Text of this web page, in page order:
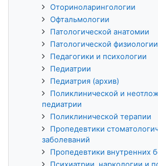
Оториноларингологии
Офтальмологии
Патологической анатомии
Патологической физиологии
Педагогики и психологии
Педиатрии
Педиатрия (архив)
Поликлинической и
педиатрии
Поликлинической терапии
Пропедевтики
заболеваний
Пропедевтики внутренних